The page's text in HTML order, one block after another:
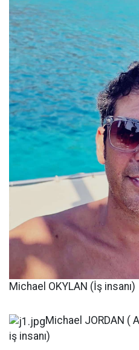
Michael OKYLAN (İş insanı)
Michael JORDAN (
iş insanı)